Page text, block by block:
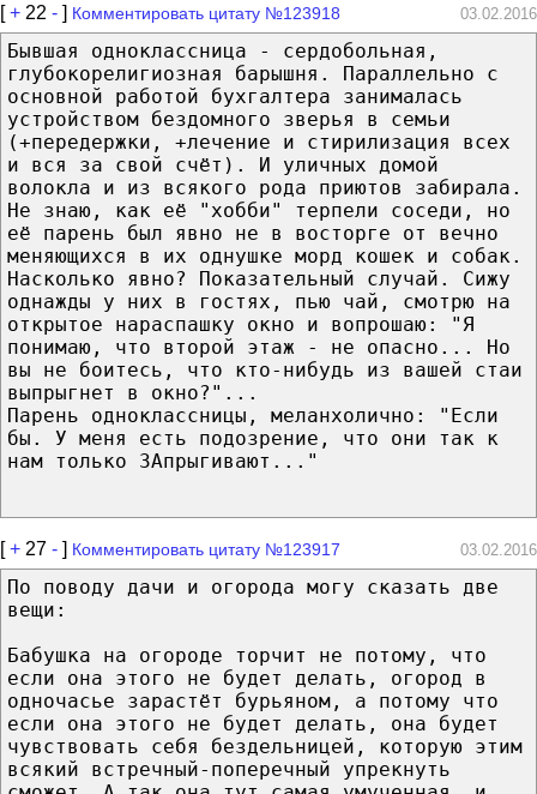
[+ 22 - ] Комментировать цитату №123918 03.02.2016
Бывшая одноклассница - сердобольная,
глубокорелигиозная барышня. Параллельно с
основной работой бухгалтера занималась
устройством бездомного зверья в семьи
(+передержки, +лечение и стирилизация всех
и вся за свой счёт). И уличных домой
волокла и из всякого рода приютов забирала.
Не знаю, как её "хобби" терпели соседи, но
её парень был явно не в восторге от вечно
меняющихся в их однушке морд кошек и собак.
Насколько явно? Показательный случай. Сижу
однажды у них в гостях, пью чай, смотрю на
открытое нараспашку окно и вопрошаю: "Я
понимаю, что второй этаж - не опасно... Но
вы не боитесь, что кто-нибудь из вашей стаи
выпрыгнет в окно?"...
Парень одноклассницы, меланхолично: "Если
бы. У меня есть подозрение, что они так к
нам только ЗАпрыгивают..."
[+ 27 - ] Комментировать цитату №123917 03.02.2016
По поводу дачи и огорода могу сказать две
вещи:
Бабушка на огороде торчит не потому, что
если она этого не будет делать, огород в
одночасье зарастёт бурьяном, а потому что
если она этого не будет делать, она будет
чувствовать себя бездельницей, которую этим
всякий встречный-поперечный упрекнуть